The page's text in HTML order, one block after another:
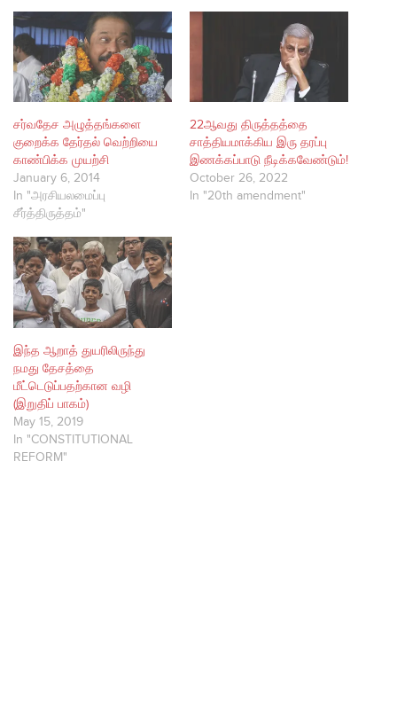
சர்வதேச அழுத்தங்களை
குறைக்க தேர்தல் வெற்றியை
காண்பிக்க முயற்சி
January 6, 2014
In "அரசியலமைப்பு
சீர்த்திருத்தம்"
22ஆவது திருத்தத்தை
சாத்தியமாக்கிய இரு தரப்பு
இணக்கப்பாடு நீடிக்கவேண்டும்!
October 26, 2022
In "20th amendment"
இந்த ஆறாத் துயரிலிருந்து
நமது தேசத்தை
மீட்டெடுப்பதற்கான வழி
(இறுதிப் பாகம்)
May 15, 2019
In "CONSTITUTIONAL
REFORM"